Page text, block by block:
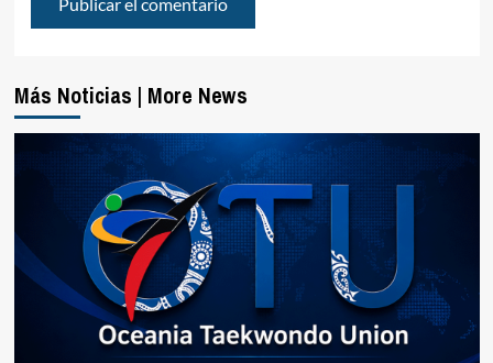
Más Noticias | More News